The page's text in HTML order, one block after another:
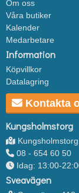
Om oss
Våra butiker
Kalender
Medarbetare
Information
Köpvillkor
Datalagring
Kontakta
Kungsholmstorg
08 - 654 60 50
Idag: 13:00-
Sveavägen